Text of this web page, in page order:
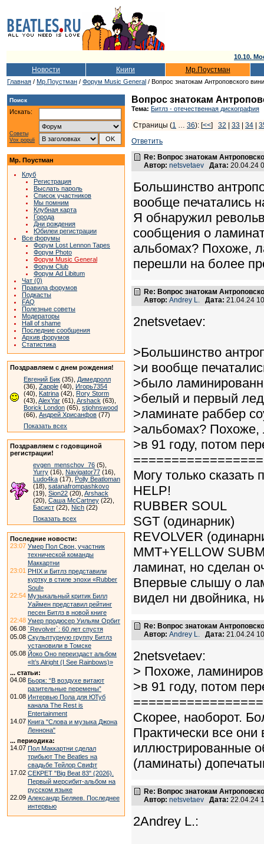
10.10.
Новости Книги Мр.Поустман
Главная / Мр.Поустман / Форум Music General / Вопрос знатокам Антроповского
Поиск
Искать:
Советы
Vox populi
Мр. Поустман
Клуб
Регистрация
Выслать пароль
Список участников
Мы помним
Клубная карта
Города
Дни рождения
Юбилеи регистрации
Все форумы
Форум Lost Lennon Tapes
Форум Photo
Форум Music General
Форум Club
Форум Ad Libitum
Чат (0)
Правила форумов
Подкасты
FAQ
Полезные советы
Модераторы
Hall of shame
Последние сообщения
Архив форумов
Статистика
Поздравляем с днем рождения!
Евгений Бик (35), Димедролл
(36), Zapple (40), Игорь7354
(40), Katrina (42), Rory Storm
(43), AlexYar (61), Arshack (63),
Borick London (65), stjohnswood
(66), Андрей Хрисанфов (77)
Показать всех
Поздравляем с годовщиной
регистрации!
evgen_menschov_76 (5),
Yurry (16), Navigator77 (16),
Ludo4ka (17), Polly Beatloman
(18), satanafrompashkovo
(19), Sion22 (20), Arshack
(20), Саша McCartney (22),
Басист (22), Nich (22)
Показать всех
Последние новости:
23:07 Умер Пол Свон, участник
технической команды
Маккартни
23:01 PHIX и Битлз представили
куртку в стиле эпохи «Rubber
Soul»
22:54 Музыкальный критик Билл
Уаймен представил рейтинг
песен Битлз в новой книге
22:48 Умер продюсер Уильям Орбит
06.08 `Revolver`: 60 лет спустя
05.08 Скульптурную группу Битлз
установили в Томске
05.08 Йоко Оно переиздаст альбом
«It’s Alright (I See Rainbows)»
... статьи:
04.08 Бьорк: “В воздухе витают
разительные перемены”
01.08 Интервью Пола для ЮТуб
канала The Rest is
Entertainment
14.07 Книга "Слова и музыка Джона
Леннона"
... периодика:
14.07 Пол Маккартни сделал
трибьют The Beatles на
свадьбе Тейлор Свифт
17.02 СЕКРЕТ "Big Beat 83" (2026).
Первый мерсибит-альбом на
русском языке
22.09 Александр Беляев. Последнее
интервью
Вопрос знатокам
Тема: Битлз - отечественная дискография
Страницы (1 … 36): [<<] 32 33 34
Ответить
Re: Вопрос знатокам
Автор: netsvetaev Дата: 20.04.24
Большинство
вообще печатались
Я обнаружил
сообщения о
альбомах? Похоже,
перешли на более
Re: Вопрос знатокам
Автор: Andrey L. Дата: 21.04.24
2netsvetaev:
>Большинство
>и вообще
>было
>белый и первый
>ламинате раббер
>альбомах?
>в 91 году, потом
Могу только сказать
HELP!
RUBBER SOUL
SGT (одинарник)
REVOLVER
MMT+YELLOW
ламинат, но сделан
Впервые слышу о
видел ни двойника,
Re: Вопрос знатокам
Автор: Andrey L. Дата: 21.04.24
2netsvetaev:
> Похоже,
>в 91 году, потом
Скорее, наоборот.
Практически все они
иллюстрированные
(ламинаты)
Re: Вопрос знатокам
Автор: netsvetaev Дата: 22.04.24
2Andrey L.: